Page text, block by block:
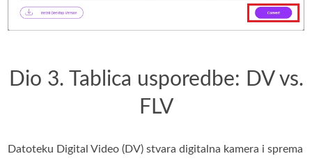
Dio 3. Tablica usporedbe: DV vs.
FLV
Datoteku Digital Video (DV) stvara digitalna kamera i sprema